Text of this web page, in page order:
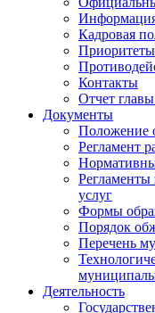
Кадровая
Приоритеты
Контакты
Отчет
Документы
Положение
Регламент
услуг
Формы
Порядок
Перечень
Деятельность